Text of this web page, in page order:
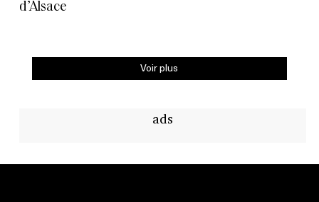
d’Alsace
Voir plus
ads